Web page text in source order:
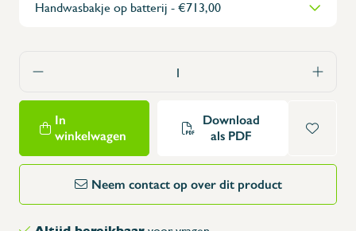
In
winkelwagen
Download
als PDF
Neem contact op over dit product